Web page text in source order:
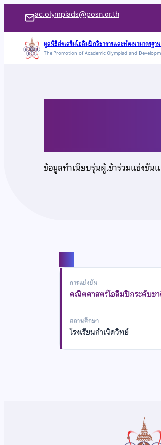
เนื้อหา
ac.olympiads@posn.or.th
มูลนิธิส่งเสริมโอลิมปิกวิชาการและพัฒนามาตรฐา
The Promotion of Academic Olympiad and
ข้อมูลทำเนียบรุ่นผู้เข้าร่วมแข่งขั
การแข่งขัน
คณิตศาสตร์โอลิมปิกระดับช
สถานศึกษา
โรงเรียนกำเนิดวิทย์